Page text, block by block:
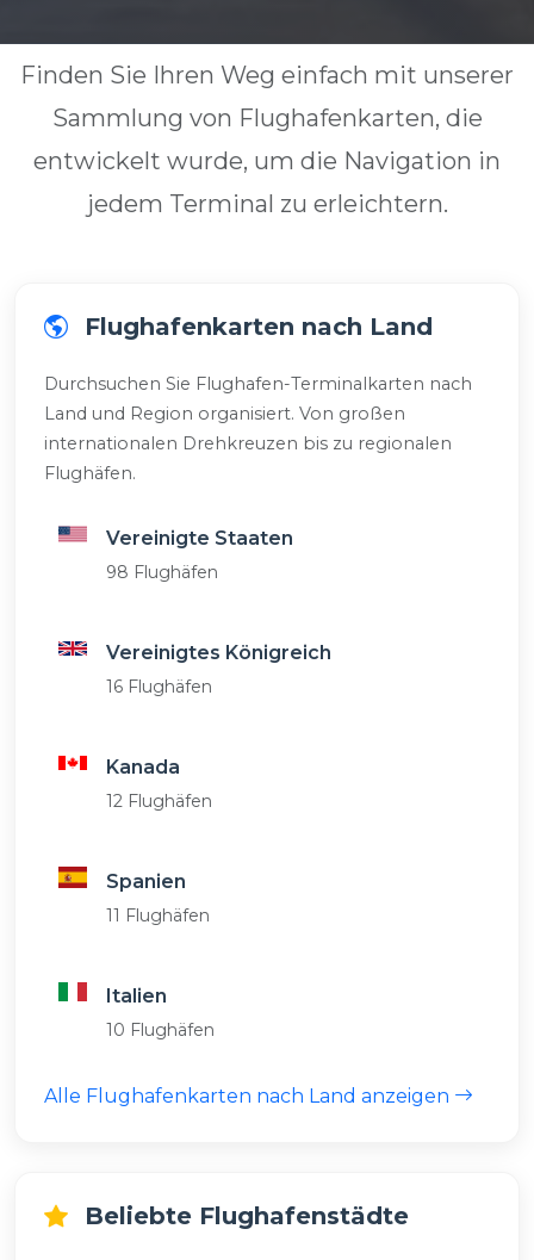
Finden Sie Ihren Weg einfach mit unserer
Sammlung von Flughafenkarten, die
entwickelt wurde, um die Navigation in
jedem Terminal zu erleichtern.
Flughafenkarten nach Land
Durchsuchen Sie Flughafen-Terminalkarten nach
Land und Region organisiert. Von großen
internationalen Drehkreuzen bis zu regionalen
Flughäfen.
Vereinigte Staaten
98 Flughäfen
Vereinigtes Königreich
16 Flughäfen
Kanada
12 Flughäfen
Spanien
11 Flughäfen
Italien
10 Flughäfen
Alle Flughafenkarten nach Land anzeigen
Beliebte Flughafenstädte